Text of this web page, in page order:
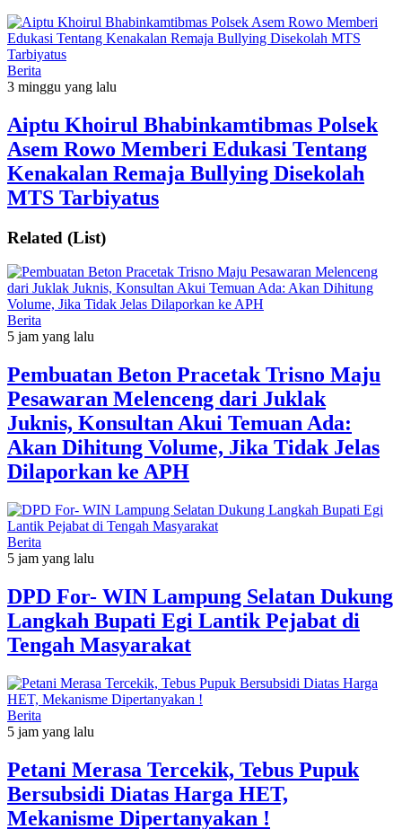
Berita
3 minggu yang lalu
Aiptu Khoirul Bhabinkamtibmas Polsek
Asem Rowo Memberi Edukasi Tentang
Kenakalan Remaja Bullying Disekolah
MTS Tarbiyatus
Related (List)
Berita
5 jam yang lalu
Pembuatan Beton Pracetak Trisno Maju
Pesawaran Melenceng dari Juklak
Juknis, Konsultan Akui Temuan Ada:
Akan Dihitung Volume, Jika Tidak Jelas
Dilaporkan ke APH
Berita
5 jam yang lalu
DPD For- WIN Lampung Selatan Dukung
Langkah Bupati Egi Lantik Pejabat di
Tengah Masyarakat
Berita
5 jam yang lalu
Petani Merasa Tercekik, Tebus Pupuk
Bersubsidi Diatas Harga HET,
Mekanisme Dipertanyakan !